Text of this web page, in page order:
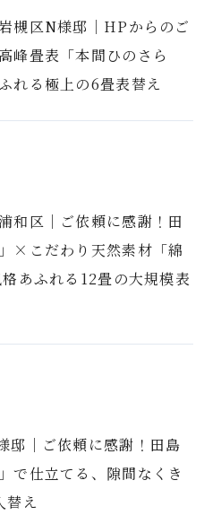
槻区N様邸｜HPからのご
峰畳表「本間ひのさら
れる極上の6畳表替え
和区｜ご依頼に感謝！田
×こだわり天然素材「綿
あふれる12畳の大規模表
邸｜ご依頼に感謝！田島
で仕立てる、隙間なくき
替え